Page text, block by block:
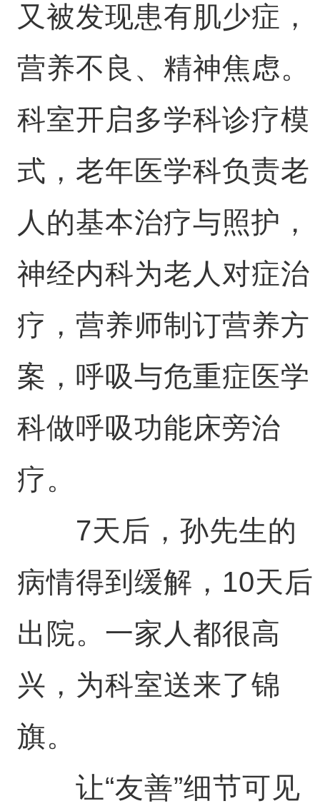
又被发现患有肌少症，
营养不良、精神焦虑。
科室开启多学科诊疗模
式，老年医学科负责老
人的基本治疗与照护，
神经内科为老人对症治
疗，营养师制订营养方
案，呼吸与危重症医学
科做呼吸功能床旁治
疗。
7天后，孙先生的
病情得到缓解，10天后
出院。一家人都很高
兴，为科室送来了锦
旗。
让“友善”细节可见